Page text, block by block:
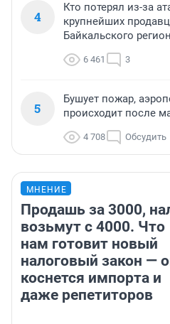
4
Кто потерял из-за
крупнейших
Байкальского
6 461 3
5
Бушует пожар,
происходит после
4 708 Обсудить
МНЕНИЕ
Продашь за 3000,
возьмут с 4000. Что
нам готовит новый
налоговый закон —
коснется импорта и
даже репетиторов